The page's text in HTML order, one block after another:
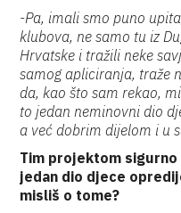
-Pa, imali smo puno
klubova, ne samo tu iz
Hrvatske i tražili neke
samog apliciranja, traže
da, kao što sam rekao,
to jedan neminovni dio
a već dobrim dijelom i u
Tim projektom
jedan dio djece
misliš o tome?